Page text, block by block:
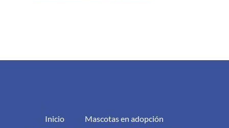
Inicio
Mascotas en adopción